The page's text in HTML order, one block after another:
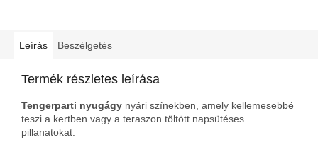
Leírás Beszélgetés
Termék részletes leírása
Tengerparti nyugágy nyári színekben, amely kellemesebbé
teszi a kertben vagy a teraszon töltött napsütéses
pillanatokat.